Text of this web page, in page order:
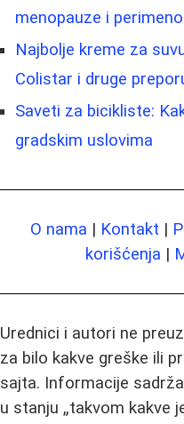
menopauze i
Najbolje kreme za
Colistar i druge
Saveti za bicikliste:
gradskim uslovima
O nama | Kontakt |
korišćenja |
Urednici i autori ne
za bilo kakve greške ili
sajta. Informacije
u stanju „takvom kakve